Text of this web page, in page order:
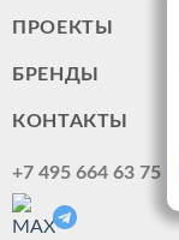
ПРОЕКТЫ
БРЕНДЫ
КОНТАКТЫ
+7 495 664 63 75